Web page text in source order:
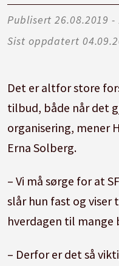
Publisert
26.08.2019
Sist oppdatert
Det er altfor store
tilbud, både når det
organisering, mener
Erna Solberg.
– Vi må sørge for at
slår hun fast og viser
hverdagen til mange
– Derfor er det så